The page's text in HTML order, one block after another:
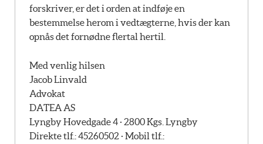
forskriver, er det i orden at indføje en
bestemmelse herom i vedtægterne, hvis der kan
opnås det fornødne flertal hertil.
Med venlig hilsen
Jacob Linvald
Advokat
DATEA AS
Lyngby Hovedgade 4 · 2800 Kgs. Lyngby
Direkte tlf.: 45260502 · Mobil tlf.: